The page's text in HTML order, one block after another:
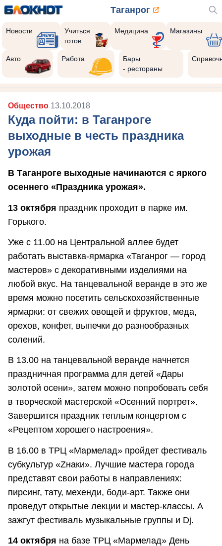
Таганрог
Новости
Учиться
готов
Медицина Магазины
Авто Работа
Бары
- рестораны
Общество 13.10.2018
Куда пойти: в Таганроге
выходные в честь праздника
урожая
В Таганроге выходные начинаются с яркого
осеннего «Праздника урожая».
13 октября праздник проходит в парке им.
Горького.
Уже с 11.00 на Центральной аллее будет
работать выставка-ярмарка «Таганрог — город
мастеров» с декоративными изделиями на
любой вкус. На танцевальной веранде в это же
время можно посетить сельскохозяйственные
ярмарки: от свежих овощей и фруктов, меда,
орехов, конфет, выпечки до разнообразных
солений.
В 13.00 на танцевальной веранде начнется
праздничная программа для детей «Дары
золотой осени», затем можно попробовать себя
в творческой мастерской «Осенний портрет».
Завершится праздник теплым концертом с
«Рецептом хорошего настроения».
В 16.00 в ТРЦ «Мармелад» пройдет фестиваль
субкультур «Zнаки». Лучшие мастера города
представят свои работы в направлениях:
пирсинг, тату, мехенди, боди-арт. Также они
проведут открытые лекции и мастер-классы. А
зажгут фестиваль музыкальные группы и Dj.
14 октября на базе ТРЦ «Мармелад» День